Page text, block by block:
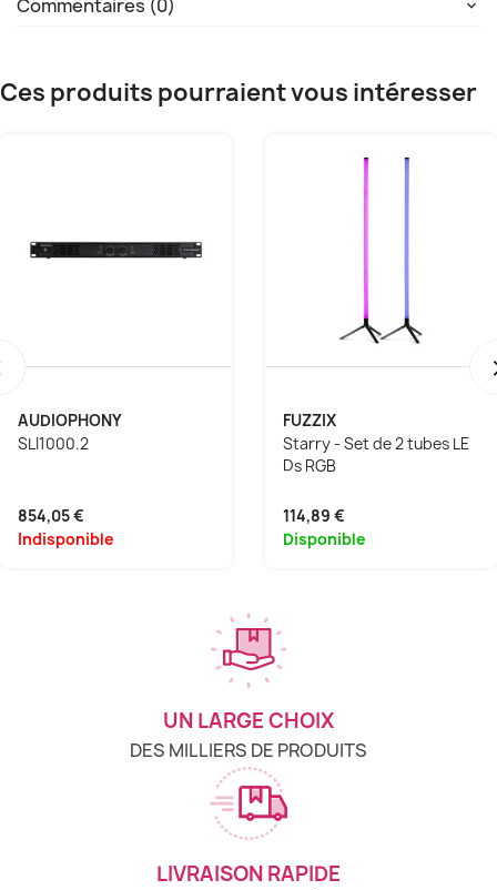
Commentaires (0)
Ces produits pourraient vous intéresser
AUDIOPHONY
SLI1000.2
854,05 €
Indisponible
FUZZIX
Starry - Set de 2 tubes LE
Ds RGB
114,89 €
Disponible
UN LARGE CHOIX
DES MILLIERS DE PRODUITS
LIVRAISON RAPIDE